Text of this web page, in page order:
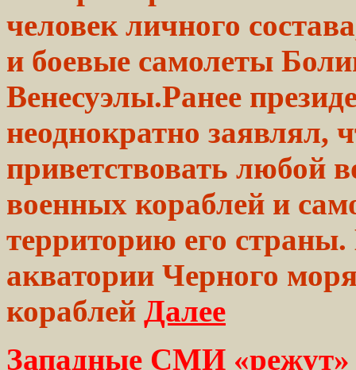
человек личного
и боевые самолеты
Венесуэлы.Ранее
неоднократно заявлял,
приветствовать любой
военных кораблей и
территорию его
акватории Черного
кораблей Далее
Западные СМИ «режут»